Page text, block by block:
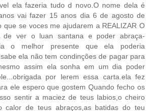
ela fazeria tudo d novo.O nome dela é
vai fazer 15 anos dia 6 de agosto de
que se voces me ajudarem a REALIZAR O
de ver o luan santana e poder abraça-
o melhor presente que ela poderia
ela não tem condinções de pagar para
assim ela sonha em um dia poder
por lerem essa carta.ela fez
ele espero que gostem Quando fecho os
sentir a maciez de teus labios,o cheiro
calor de teus abraços,as batidas do teu